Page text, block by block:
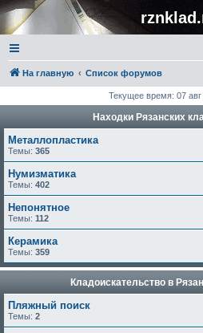
На главную Список форумов
Текущее время: 07
Находки Рязанских
Металлопластика
Темы: 365
Нумизматика
Темы: 402
Непонятное
Темы: 112
Керамика
Темы: 359
Кладоискательство в
Пляжный поиск
Темы: 2